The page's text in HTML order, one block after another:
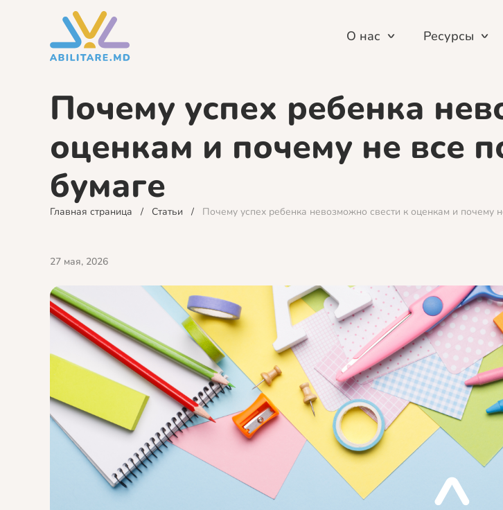
О нас Ресурсы
Почему успех ребенка
оценкам и почему не все
бумаге
Главная страница Статьи Почему успех ребенка невозможно свести к оценкам и почему
27 мая, 2026